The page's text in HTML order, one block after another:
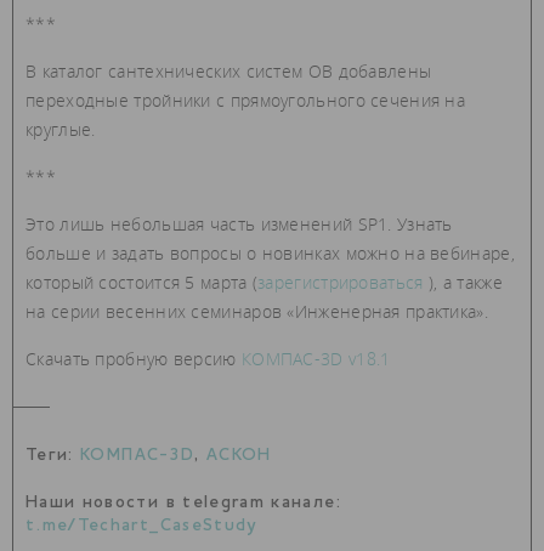
***
В каталог сантехнических систем ОВ добавлены
переходные тройники с прямоугольного сечения на
круглые.
***
Это лишь небольшая часть изменений SP1. Узнать
больше и задать вопросы о новинках можно на вебинаре,
который состоится 5 марта (зарегистрироваться ), а также
на серии весенних семинаров «Инженерная практика».
Скачать пробную версию КОМПАС-3D v18.1
Теги: КОМПАС-3D , АСКОН
Наши новости в telegram канале:
t.me/Techart_CaseStudy